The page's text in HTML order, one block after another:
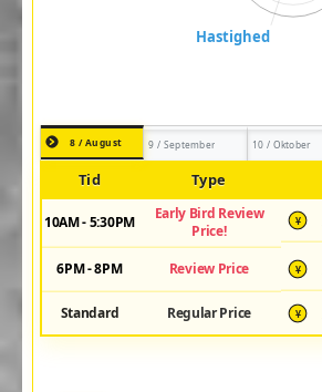
8 / August 9 / September 10 / Oktober
Tid Type
10AM - 5:30PM
Early Bird Review
Price!
¥
6PM - 8PM Review Price ¥
Standard Regular Price ¥